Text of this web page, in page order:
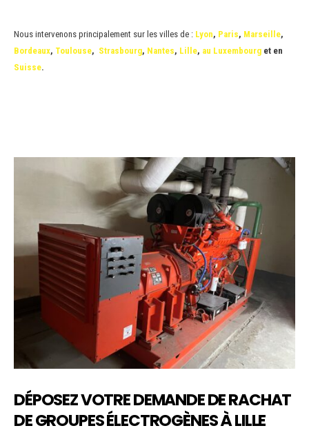
Nous intervenons principalement sur les villes de : Lyon, Paris, Marseille,
Bordeaux, Toulouse, Strasbourg, Nantes, Lille, au Luxembourg et en
Suisse.
DÉPOSEZ VOTRE DEMANDE DE RACHAT
DE GROUPES ÉLECTROGÈNES À LILLE